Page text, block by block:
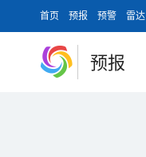
首页 预报 预警 雷达
预报